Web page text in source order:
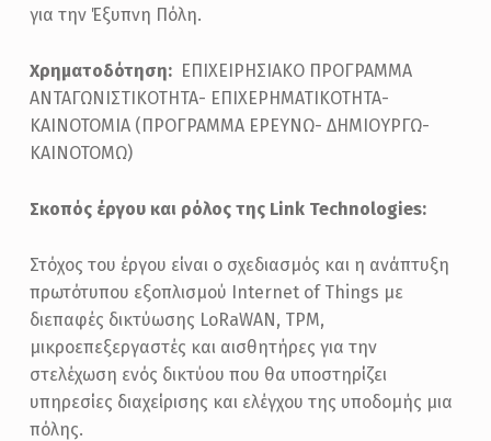
για την Έξυπνη Πόλη.
Χρηματοδότηση: ΕΠΙΧΕΙΡΗΣΙΑΚΟ ΠΡΟΓΡΑΜΜΑ
ΑΝΤΑΓΩΝΙΣΤΙΚΟΤΗΤΑ- ΕΠΙΧΕΡΗΜΑΤΙΚΟΤΗΤΑ-
ΚΑΙΝΟΤΟΜΙΑ (ΠΡΟΓΡΑΜΜΑ ΕΡΕΥΝΩ- ΔΗΜΙΟΥΡΓΩ-
ΚΑΙΝΟΤΟΜΩ)
Σκοπός έργου και ρόλος της Link Technologies:
Στόχος του έργου είναι ο σχεδιασμός και η ανάπτυξη
πρωτότυπου εξοπλισμού Internet of Things με
διεπαφές δικτύωσης LoRaWAN, TPM,
μικροεπεξεργαστές και αισθητήρες για την
στελέχωση ενός δικτύου που θα υποστηρίζει
υπηρεσίες διαχείρισης και ελέγχου της υποδομής μια
πόλης.